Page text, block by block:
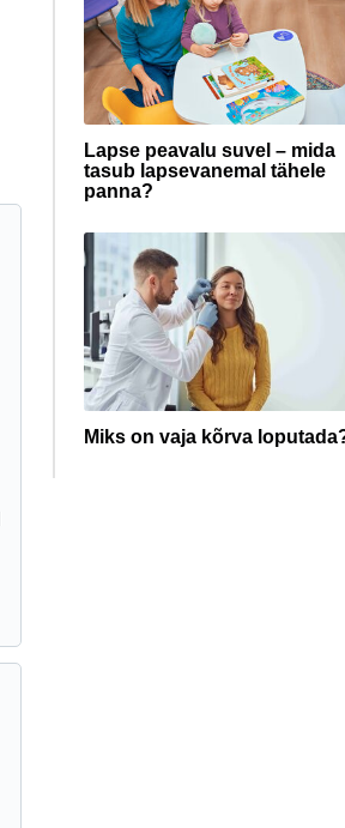
Lapse peavalu suvel – mida
tasub lapsevanemal tähele
panna?
Miks on vaja kõrva